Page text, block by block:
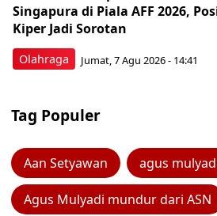
Olahraga
Singapura di Piala AFF 2026,
Kiper Jadi Sorotan
Jumat, 7 Agu 2026 - 14:41
Tag Populer
Aan Setyawan agus
Agus Mulyadi mundur dari ASN